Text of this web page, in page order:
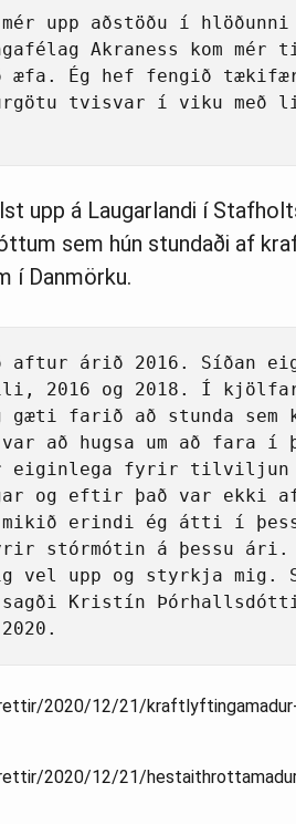
upp aðstöðu í
Akraness kom mér
æfa. Ég hef fengið
tvisvar í viku með
upp á Laugarlandi í
sem hún stundaði af
í Danmörku.
aftur árið 2016. Síðan
2016 og 2018. Í
gæti farið að stunda sem
að hugsa um að fara í
eiginlega fyrir tilviljun
og eftir það var ekki
mikið erindi ég átti í
stórmótin á þessu
vel upp og styrkja mig.
Kristín
2020/12/21/
2020/12/21/